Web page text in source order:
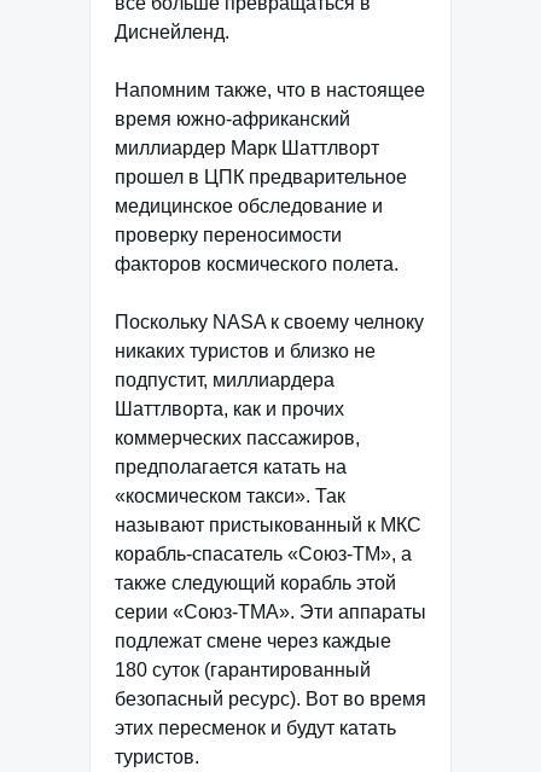
Диснейленд.
Напомним также, что в настоящее
время южно-африканский
миллиардер Марк Шаттлворт
прошел в ЦПК предварительное
медицинское обследование и
проверку переносимости
факторов космического полета.
Поскольку NASA к своему челноку
никаких туристов и близко не
подпустит, миллиардера
Шаттлворта, как и прочих
коммерческих пассажиров,
предполагается катать на
«космическом такси». Так
называют пристыкованный к МКС
корабль-спасатель «Союз-ТМ», а
также следующий корабль этой
серии «Союз-ТМА». Эти аппараты
подлежат смене через каждые
180 суток (гарантированный
безопасный ресурс). Вот во время
этих пересменок и будут катать
туристов.